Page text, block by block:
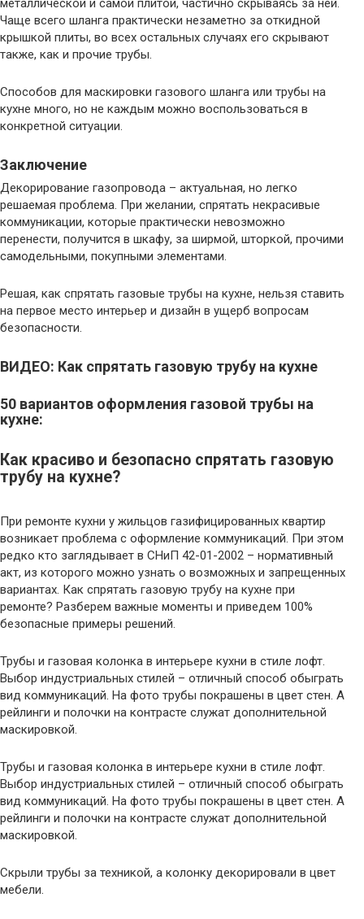
металлической и самой плитой, частично скрываясь за ней.
Чаще всего шланга практически незаметно за откидной
крышкой плиты, во всех остальных случаях его скрывают
также, как и прочие трубы.
Способов для маскировки газового шланга или трубы на
кухне много, но не каждым можно воспользоваться в
конкретной ситуации.
Заключение
Декорирование газопровода – актуальная, но легко
решаемая проблема. При желании, спрятать некрасивые
коммуникации, которые практически невозможно
перенести, получится в шкафу, за ширмой, шторкой, прочими
самодельными, покупными элементами.
Решая, как спрятать газовые трубы на кухне, нельзя ставить
на первое место интерьер и дизайн в ущерб вопросам
безопасности.
ВИДЕО: Как спрятать газовую трубу на кухне
50 вариантов оформления газовой трубы на
кухне:
Как красиво и безопасно спрятать газовую
трубу на кухне?
При ремонте кухни у жильцов газифицированных квартир
возникает проблема с оформление коммуникаций. При этом
редко кто заглядывает в СНиП 42-01-2002 – нормативный
акт, из которого можно узнать о возможных и запрещенных
вариантах. Как спрятать газовую трубу на кухне при
ремонте? Разберем важные моменты и приведем 100%
безопасные примеры решений.
Трубы и газовая колонка в интерьере кухни в стиле лофт.
Выбор индустриальных стилей – отличный способ обыграть
вид коммуникаций. На фото трубы покрашены в цвет стен. А
рейлинги и полочки на контрасте служат дополнительной
маскировкой.
Трубы и газовая колонка в интерьере кухни в стиле лофт.
Выбор индустриальных стилей – отличный способ обыграть
вид коммуникаций. На фото трубы покрашены в цвет стен. А
рейлинги и полочки на контрасте служат дополнительной
маскировкой.
Скрыли трубы за техникой, а колонку декорировали в цвет
мебели.